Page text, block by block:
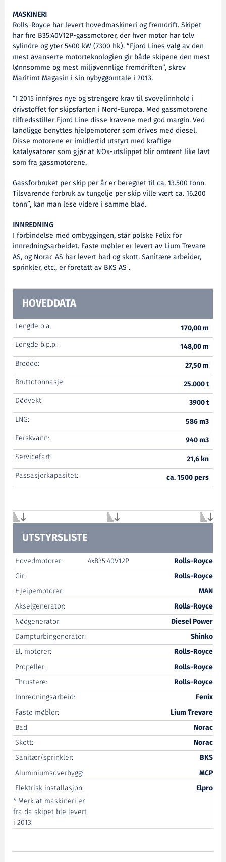
MASKINERI
Rolls-Royce har levert hovedmaskineri og fremdrift. Skipet
har fire B35:40V12P-gassmotorer, der hver motor har tolv
sylindre og yter 5400 kW (7300 hk). “Fjord Lines valg av den
mest avanserte motorteknologien gir både skipene den mest
lønnsomme og mest miljøvennlige fremdriften”, skrev
Maritimt Magasin i sin nybyggomtale i 2013.
“I 2015 innføres nye og strengere krav til svovelinnhold i
drivstoffet for skipsfarten i Nord-Europa. Med gassmotorene
tilfredsstiller Fjord Line disse kravene med god margin. Ved
landligge benyttes hjelpemotorer som drives med diesel.
Disse motorene er imidlertid utstyrt med kraftige
katalysatorer som gjør at NOx-utslippet blir omtrent like lavt
som fra gassmotorene.
Gassforbruket per skip per år er beregnet til ca. 13.500 tonn.
Tilsvarende forbruk av tungolje per skip ville vært ca. 16.200
tonn”, kan man lese videre i samme blad.
INNREDNING
I forbindelse med ombyggingen, står polske Felix for
innredningsarbeidet. Faste møbler er levert av Lium Trevare
AS, og Norac AS har levert bad og skott. Sanitære arbeider,
sprinkler, etc., er foretatt av BKS AS .
HOVEDDATA
Lengde o.a.:
170,00 m
Lengde b.p.p.:
148,00 m
Bredde:
27,50 m
Bruttotonnasje:
25.000 t
Dødvekt:
3900 t
LNG:
586 m3
Ferskvann:
940 m3
Servicefart:
21,6 kn
Passasjerkapasitet:
ca. 1500 pers
UTSTYRSLISTE
Hovedmotorer: 4xB35:40V12P
Rolls-Royce
Gir:
Rolls-Royce
Hjelpemotorer:
MAN
Akselgenerator:
Rolls-Royce
Nødgenerator:
Diesel Power
Dampturbingenerator:
Shinko
El. motorer:
Rolls-Royce
Propeller:
Rolls-Royce
Thrustere:
Rolls-Royce
Innredningsarbeid:
Fenix
Faste møbler:
Lium Trevare
Bad:
Norac
Skott:
Norac
Sanitær/sprinkler:
BKS
Aluminiumsoverbygg:
MCP
Elektrisk installasjon:
Elpro
* Merk at maskineri er
fra da skipet ble levert
i 2013.